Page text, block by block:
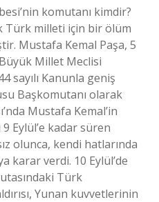
komutanı kimdir?
Türk milleti için bir ölüm
Mustafa Kemal Paşa, 5
Millet Meclisi
sayılı Kanunla geniş
Başkomutanı olarak
Mustafa Kemal’in
Eylül’e kadar süren
olunca, kendi hatlarında
karar verdi. 10 Eylül’de
Türk
Yunan kuvvetlerinin